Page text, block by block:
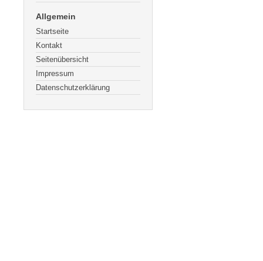
Allgemein
Startseite
Kontakt
Seitenübersicht
Impressum
Datenschutzerklärung